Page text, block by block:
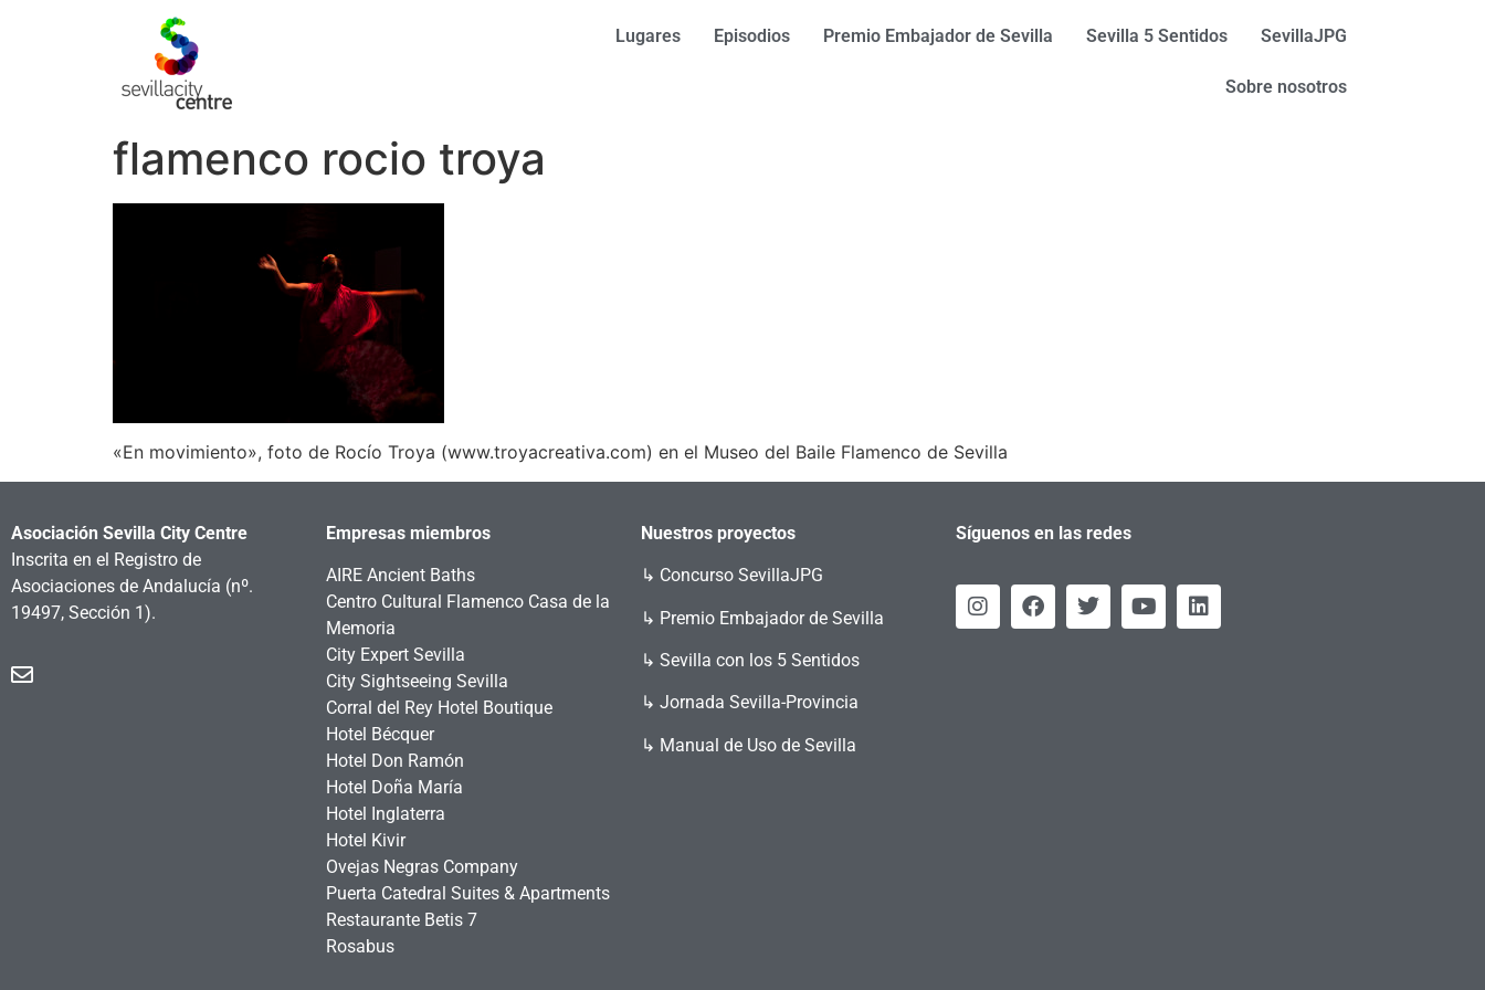
Lugares Episodios Premio Embajador de Sevilla Sevilla 5 Sentidos SevillaJPG
Sobre nosotros
flamenco rocio troya
«En movimiento», foto de Rocío Troya (www.troyacreativa.com) en el Museo del Baile Flamenco de Sevilla
Asociación Sevilla City Centre
Inscrita en el Registro de
Asociaciones de Andalucía (nº.
19497, Sección 1).
Empresas miembros
AIRE Ancient Baths
Centro Cultural Flamenco Casa de la
Memoria
City Expert Sevilla
City Sightseeing Sevilla
Corral del Rey Hotel Boutique
Hotel Bécquer
Hotel Don Ramón
Hotel Doña María
Hotel Inglaterra
Hotel Kivir
Ovejas Negras Company
Puerta Catedral Suites & Apartments
Restaurante Betis 7
Rosabus
Nuestros proyectos
↳ Concurso SevillaJPG
↳ Premio Embajador de Sevilla
↳ Sevilla con los 5 Sentidos
↳ Jornada Sevilla-Provincia
↳ Manual de Uso de Sevilla
Síguenos en las redes